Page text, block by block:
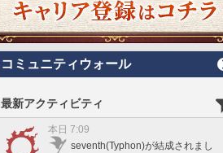
コミュニティウォール
最新アクティビティ
本日 7:09
seventh(Typhon)が結成されまし